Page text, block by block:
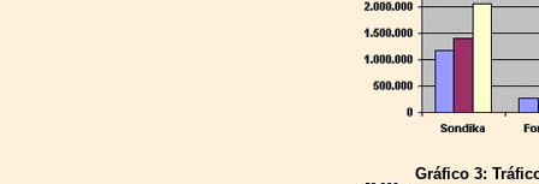
Gráfico 3: